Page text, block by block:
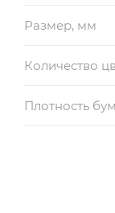
Размер, мм
Количество
Плотность